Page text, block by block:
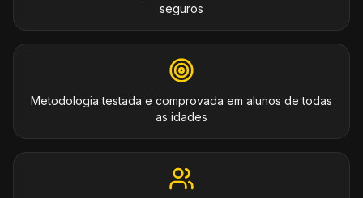
seguros
Metodologia testada e comprovada em alunos de todas
as idades